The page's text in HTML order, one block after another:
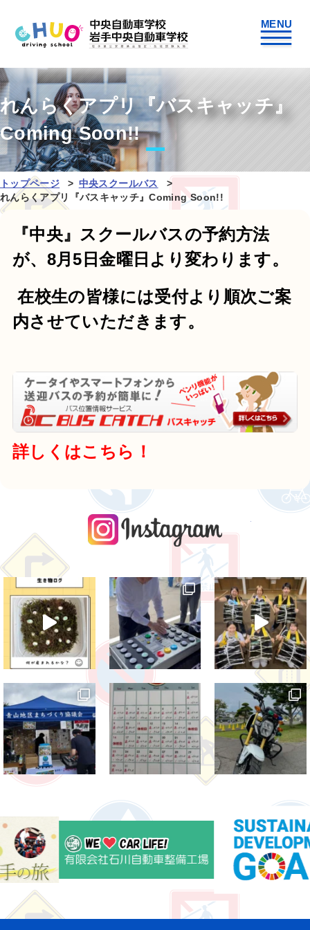
れんらくアプリ『バスキャッチ』
Coming Soon!!
トップページ
中央スクールバス
れんらくアプリ『バスキャッチ』Coming Soon!!
『中央』スクールバスの予約方法
が、8月5日金曜日より変わります。
在校生の皆様には受付より順次ご案
内させていただきます。
詳しくはこちら！